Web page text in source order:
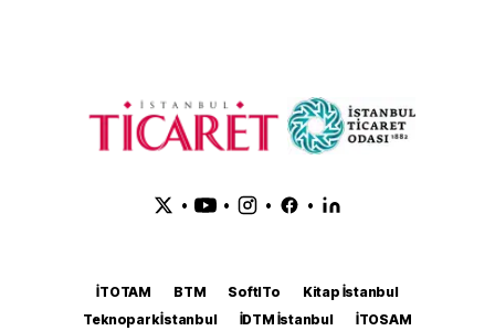
• • • •
İTOTAM BTM SoftITo
Kitap İstanbul
Teknopark İstanbul
İDTM İstanbul
İTOSAM